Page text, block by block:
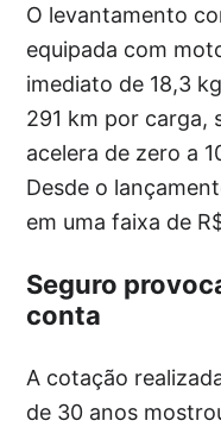
O levantamento
equipada com
imediato de 18,3
291 km por carga,
acelera de zero a
Desde o
em uma faixa de
Seguro
conta
A cotação
de 30 anos